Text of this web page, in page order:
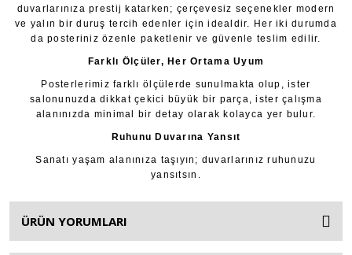
duvarlarınıza prestij katarken; çerçevesiz seçenekler modern
ve yalın bir duruş tercih edenler için idealdir. Her iki durumda
da posteriniz özenle paketlenir ve güvenle teslim edilir.
Farklı Ölçüler, Her Ortama Uyum
Posterlerimiz farklı ölçülerde sunulmakta olup, ister
salonunuzda dikkat çekici büyük bir parça, ister çalışma
alanınızda minimal bir detay olarak kolayca yer bulur.
Ruhunu Duvarına Yansıt
Sanatı yaşam alanınıza taşıyın; duvarlarınız ruhunuzu
yansıtsın.
ÜRÜN YORUMLARI